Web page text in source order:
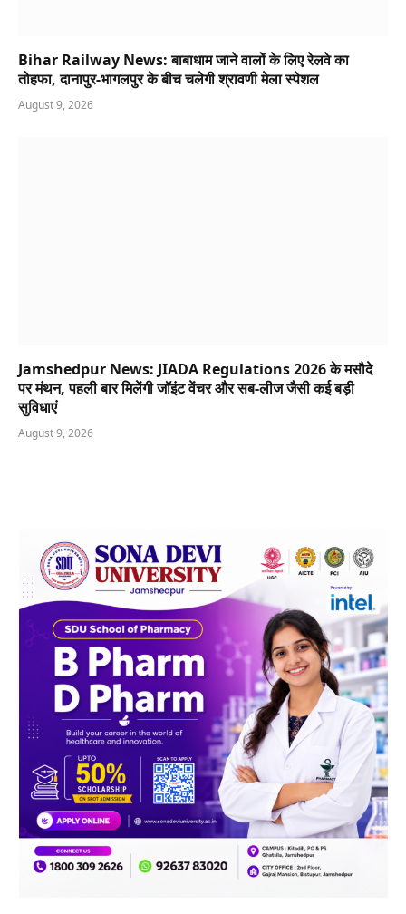
Bihar Railway News: बाबाधाम जाने वालों के लिए रेलवे का
तोहफा, दानापुर-भागलपुर के बीच चलेगी श्रावणी मेला स्पेशल
August 9, 2026
Jamshedpur News: JIADA Regulations 2026 के मसौदे
पर मंथन, पहली बार मिलेंगी जॉइंट वेंचर और सब-लीज जैसी कई बड़ी
सुविधाएं
August 9, 2026